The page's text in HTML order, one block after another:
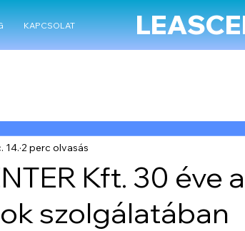
KAPCSOLAT
Kft. 30 éve a
szolgálatában
14. 2 perc olvasás